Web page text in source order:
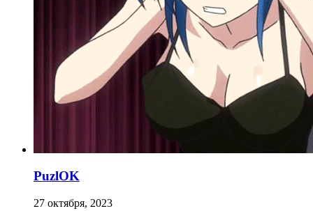
PuzlOK
27 октября, 2023